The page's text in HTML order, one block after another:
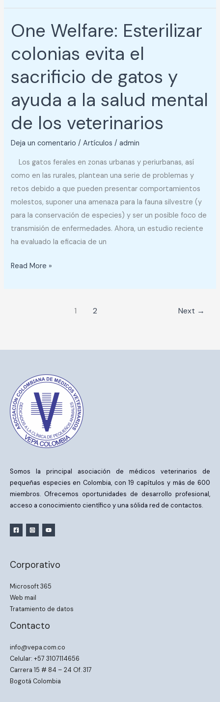
One Welfare: Esterilizar
colonias evita el
sacrificio de gatos y
ayuda a la salud mental
de los veterinarios
Deja un comentario /Artículos /admin
Los gatos ferales en zonas urbanas y periurbanas, así
como en las rurales, plantean una serie de problemas y
retos debido a que pueden presentar comportamientos
molestos, suponer una amenaza para la fauna silvestre (y
para la conservación de especies) y ser un posible foco de
transmisión de enfermedades. Ahora, un estudio reciente
ha evaluado la eficacia de un
One
Welfare:
Esterilizar
evita
sacrificio
de
gatos
y
ayuda
salud
mental
de
los
Read More »
1 2 Next →
Somos la principal asociación de médicos veterinarios de
pequeñas especies en Colombia, con 19 capítulos y más de 600
miembros. Ofrecemos oportunidades de desarrollo profesional,
acceso a conocimiento científico y una sólida red de contactos.
Corporativo
Microsoft 365
Web mail
Tratamiento de datos
Contacto
info@vepa.com.co
Celular: +57 3107114656
Carrera 15 # 84 – 24 Of. 317
Bogotá Colombia